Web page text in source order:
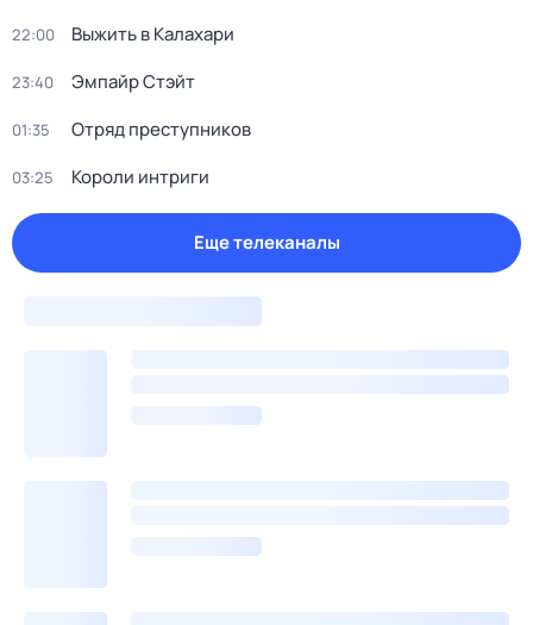
22:00 Выжить в Калaxари
23:40 Эмпайр Стэйт
01:35 Отряд пpеступникoв
03:25 Короли интриги
Еще телеканалы